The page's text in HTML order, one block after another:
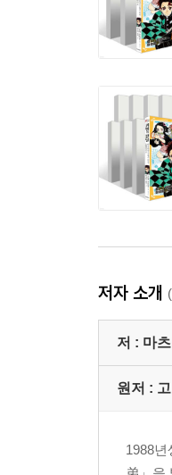
저자 소개
저 : 마
원저 :
1988